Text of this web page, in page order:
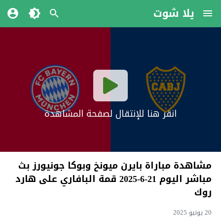
يلا شوت
انقر هنا للإنتقال لصفحة المشاهدة
مشاهدة مباراة بايرن ميونخ وبوكا جونيورز بث
مباشر اليوم 21-6-2025 قمة البافاري على هارد
روك
20 يونيو 2025